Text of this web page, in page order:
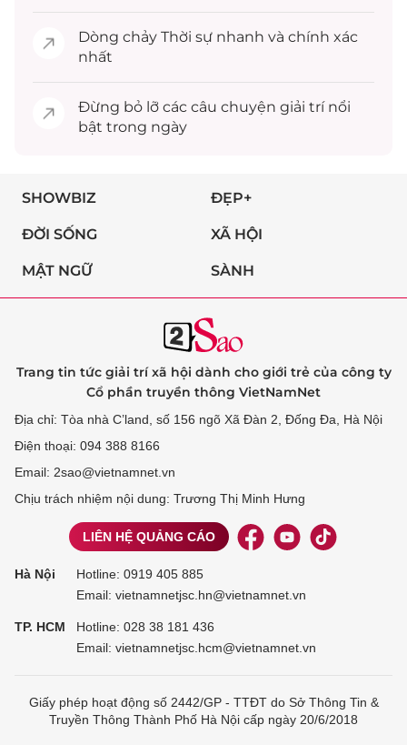
Dòng chảy Thời sự nhanh và chính xác
nhất
Đừng bỏ lỡ các câu chuyện giải trínổi
bật trong ngày
SHOWBIZ ĐẸP+
ĐỜI SỐNG XÃ HỘI
MẬT NGỮ SÀNH
Trang tin tức giải trí xã hội dành cho giới trẻ của công ty
Cổ phần truyền thông VietNamNet
Địa chỉ: Tòa nhà C’land, số 156 ngõ Xã Đàn 2, Đống Đa, Hà Nội
Điện thoại: 094 388 8166
Email: 2sao@vietnamnet.vn
Chịu trách nhiệm nội dung: Trương Thị Minh Hưng
LIÊN HỆ QUẢNG CÁO
Hà Nội Hotline: 0919 405 885
Email: vietnamnetjsc.hn@vietnamnet.vn
TP. HCM Hotline: 028 38 181 436
Email: vietnamnetjsc.hcm@vietnamnet.vn
Giấy phép hoạt động số 2442/GP - TTĐT do Sở Thông Tin &
Truyền Thông Thành Phố Hà Nội cấp ngày 20/6/2018